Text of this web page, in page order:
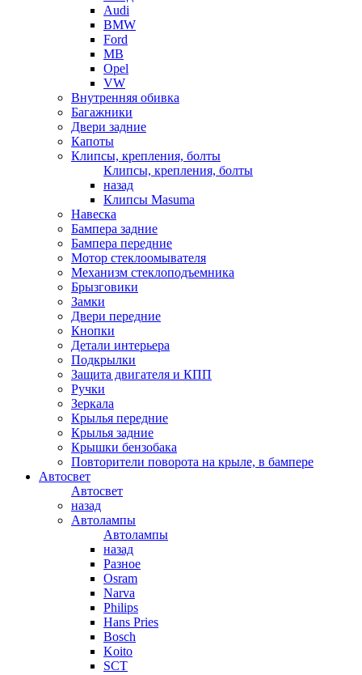
Audi
BMW
Ford
MB
Opel
VW
Внутренняя обивка
Багажники
Двери задние
Капоты
Клипсы, крепления, болты
Клипсы, крепления, болты
назад
Клипсы Masuma
Навеска
Бампера задние
Бампера передние
Мотор стеклоомывателя
Механизм стеклоподъемника
Брызговики
Замки
Двери передние
Кнопки
Детали интерьера
Подкрылки
Защита двигателя и КПП
Ручки
Зеркала
Крылья передние
Крылья задние
Крышки бензобака
Повторители поворота на крыле, в бампере
Автосвет
Автосвет
назад
Автолампы
Автолампы
назад
Разное
Osram
Narva
Philips
Hans Pries
Bosch
Koito
SCT